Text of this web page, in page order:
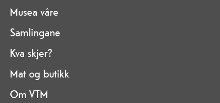
Musea våre
Samlingane
Kva skjer?
Mat og butikk
Om VTM